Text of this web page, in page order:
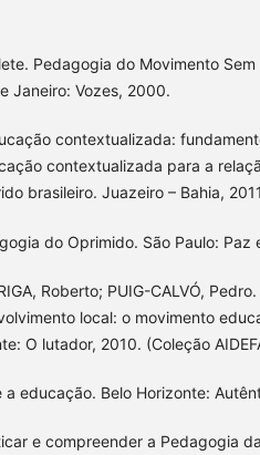
Pedagogia do Movimento
Janeiro: Vozes, 2000.
contextualizada:
contextualizada para a
brasileiro. Juazeiro – Bahia,
do Oprimido. São Paulo: Paz
Roberto; PUIG-CALVÓ,
local: o movimento
O lutador, 2010. (Coleção
a educação. Belo Horizonte:
e compreender a Pedagogia